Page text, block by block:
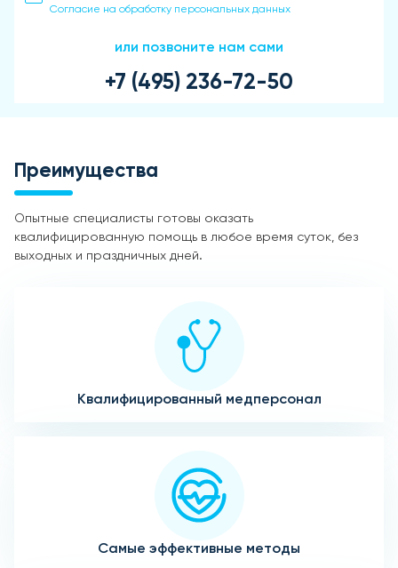
Согласие на обработку персональных данных
или позвоните нам сами
+7 (495) 236-72-50
Преимущества
Опытные специалисты готовы оказать
квалифицированную помощь в любое время суток, без
выходных и праздничных дней.
Квалифицированный медперсонал
Самые эффективные методы